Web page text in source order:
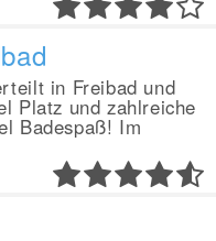
in Freibad und
Platz und zahlreiche
Badespaß! Im